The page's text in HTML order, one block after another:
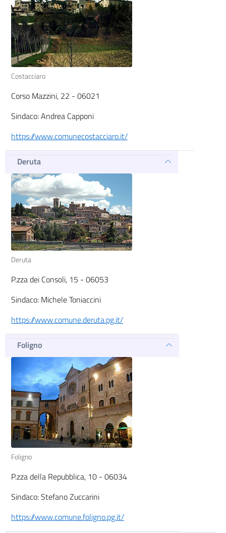
Costacciaro
Corso Mazzini, 22 - 06021
Sindaco: Andrea Capponi
https://www.comunecostacciaro.it/
Deruta
Deruta
P.zza dei Consoli, 15 - 06053
Sindaco: Michele Toniaccini
https://www.comune.deruta.pg.it/
Foligno
Foligno
P.zza della Repubblica, 10 - 06034
Sindaco: Stefano Zuccarini
https://www.comune.foligno.pg.it/